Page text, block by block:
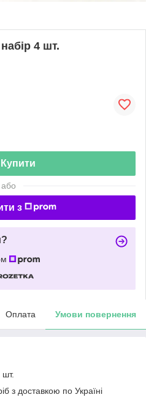
4 шт.
Купити
або
з
Оплата Умови повернення
шт.
з доставкою по Україні